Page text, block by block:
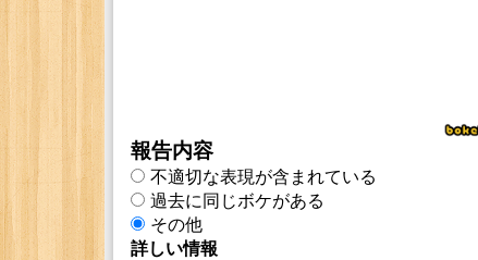
報告内容
不適切な表現が含まれている
過去に同じボケがある
その他
詳しい情報